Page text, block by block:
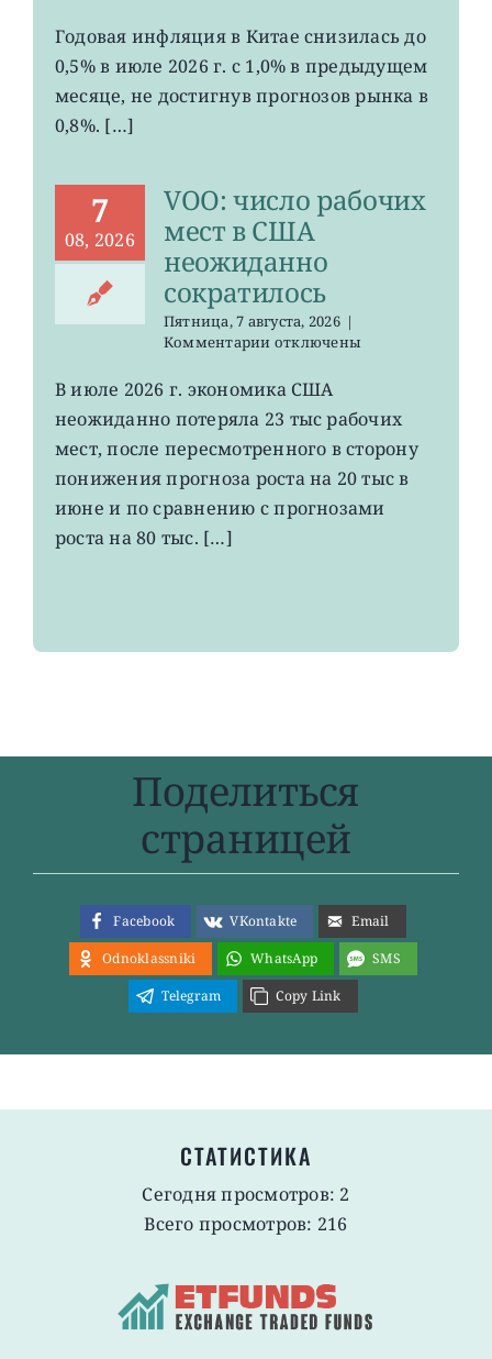
MCHI,
KWEB:
инфляция
в
Китае
с
января
Годовая инфляция в Китае снизилась до
0,5% в июле 2026 г. с 1,0% в предыдущем
месяце, не достигнув прогнозов рынка в
0,8%. […]
7
08, 2026
VOO: число рабочих
мест в США
неожиданно
сократилось
Пятница, 7 августа, 2026 |
Комментариик
VOO:
рабочих
мест
США
неожиданно
отключены
В июле 2026 г. экономика США
неожиданно потеряла 23 тыс рабочих
мест, после пересмотренного в сторону
понижения прогноза роста на 20 тыс в
июне и по сравнению с прогнозами
роста на 80 тыс. […]
Поделиться
страницей
Facebook VKontakte
Email
Odnoklassniki
WhatsApp
SMS
Telegram
Copy Link
СТАТИСТИКА
Сегодня просмотров: 2
Всего просмотров: 216